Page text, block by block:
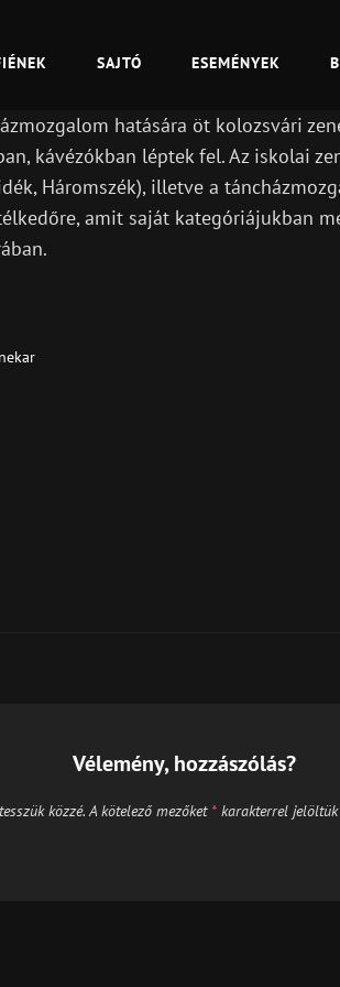
SAJTÓ ESEMÉNYEK
hatására öt kolozsvári
kávézókban léptek fel. Az iskolai
Háromszék), illetve a
amit saját kategóriájukban
Vélemény, hozzászólás?
közzé. A kötelező mezőket * karakterrel jelöltük